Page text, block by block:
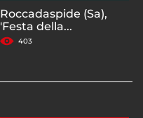
Roccadaspide (Sa),
'Festa della...
403